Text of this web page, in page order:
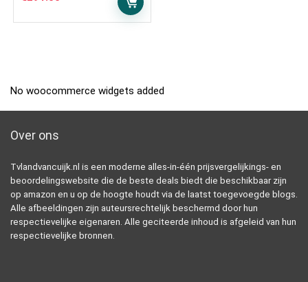
No woocommerce widgets added
Over ons
Tvlandvancuijk.nl is een moderne alles-in-één prijsvergelijkings- en
beoordelingswebsite die de beste deals biedt die beschikbaar zijn
op amazon en u op de hoogte houdt via de laatst toegevoegde blogs.
Alle afbeeldingen zijn auteursrechtelijk beschermd door hun
respectievelijke eigenaren. Alle geciteerde inhoud is afgeleid van hun
respectievelijke bronnen.